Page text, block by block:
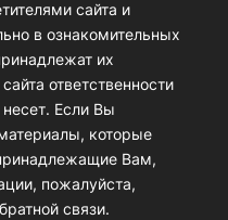
сайта и
в ознакомительных
их
ответственности
Если Вы
которые
Вам,
пожалуйста,
связи.